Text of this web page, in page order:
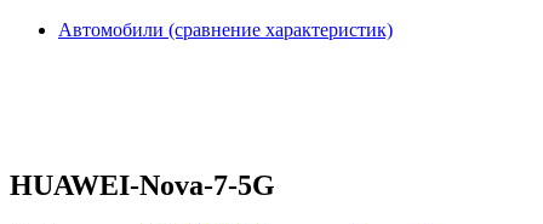
Автомобили (сравнение характеристик)
HUAWEI-Nova-7-5G